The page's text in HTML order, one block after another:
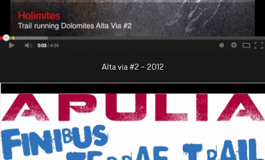
Alta via #2 – 2012